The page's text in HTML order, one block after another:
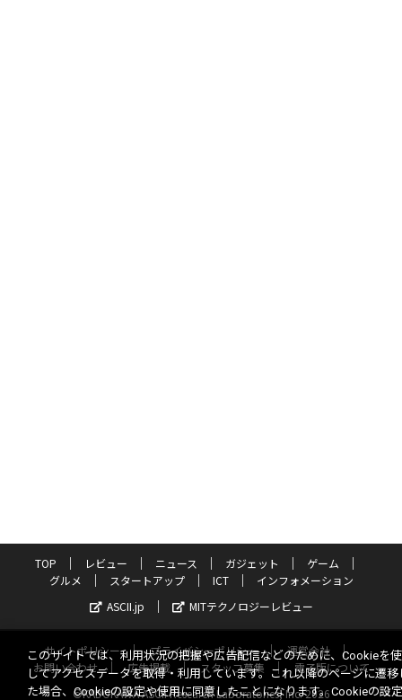
TOP レビュー ニュース ガジェット
ゲーム
グルメ
スタートアップ ICT
インフォメーション
ASCII.jp
MITテクノロジーレビュー
サイトポリシー プライバシーポリシー
運営会社
お問い合わせ
広告掲載 スタッフ募集
電子版について
©KADOKAWA ASCII Research Laboratories, Inc. 2026
このサイトでは、利用状況の把握や広告配信などのために、Cookieを
してアクセスデータを取得・利用しています。これ以降のページに遷移
た場合、Cookieの設定や使用に同意したことになります。Cookieの設